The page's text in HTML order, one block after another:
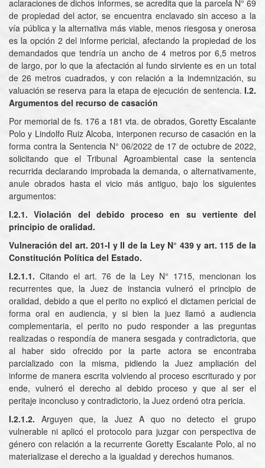
aclaraciones de dichos informes, se acredita que la parcela N° 69
de propiedad del actor, se encuentra enclavado sin acceso a la
vía pública y la alternativa más viable, menos riesgosa y onerosa
es la opción 2 del informe pericial, afectando la propiedad de los
demandados que tendría un ancho de 4 metros por 6,5 metros
de largo, por lo que la afectación al fundo sirviente es en un total
de 26 metros cuadrados, y con relación a la indemnización, su
valuación se reserva para la etapa de ejecución de sentencia. I.2.
Argumentos del recurso de casación
Por memorial de fs. 176 a 181 vta. de obrados, Goretty Escalante
Polo y Lindolfo Ruiz Alcoba, interponen recurso de casación en la
forma contra la Sentencia N° 06/2022 de 17 de octubre de 2022,
solicitando que el Tribunal Agroambiental case la sentencia
recurrida declarando improbada la demanda, o alternativamente,
anule obrados hasta el vicio más antiguo, bajo los siguientes
argumentos:
I.2.1. Violación del debido proceso en su vertiente del
principio de oralidad.
Vulneración del art. 201-I y II de la Ley N° 439 y art. 115 de la
Constitución Política del Estado.
I.2.1.1. Citando el art. 76 de la Ley N° 1715, mencionan los
recurrentes que, la Juez de instancia vulneró el principio de
oralidad, debido a que el perito no explicó el dictamen pericial de
forma oral en audiencia, y si bien la juez llamó a audiencia
complementaria, el perito no pudo responder a las preguntas
realizadas o respondía de manera sesgada y contradictoria, que
al haber sido ofrecido por la parte actora se encontraba
parcializado con la misma, pidiendo la Juez ampliación del
informe de manera escrita volviendo al proceso escriturado y por
ende, vulneró el derecho al debido proceso y que al ser el
peritaje inconcluso y contradictorio, la Juez ordenó otra pericia.
I.2.1.2. Arguyen que, la Juez A quo no detecto el grupo
vulnerable ni aplicó el protocolo para juzgar con perspectiva de
género con relación a la recurrente Goretty Escalante Polo, al no
materializase el derecho a la igualdad y derechos humanos.